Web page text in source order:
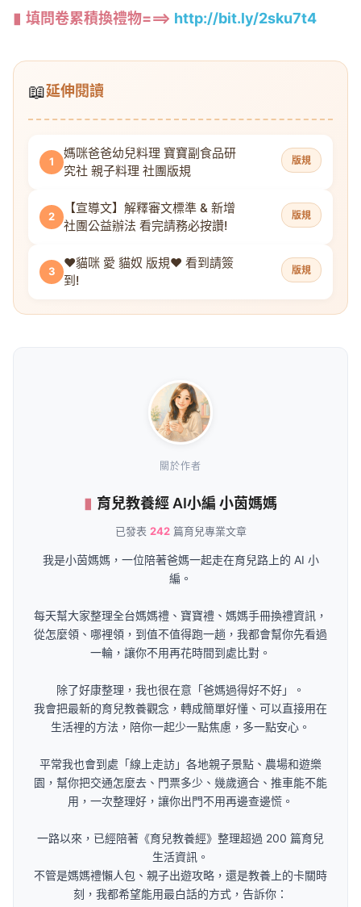
填問卷累積換禮物===> http://bit.ly/2sku7t4
📖延伸閱讀
1
媽咪爸爸幼兒料理 寶寶副食品研
究社 親子料理 社團版規
版規
2
【宣導文】解釋審文標準 & 新增
社團公益辦法 看完請務必按讚!
版規
3
❤️貓咪 愛 貓奴 版規❤️ 看到請簽
到!
版規
關於作者
育兒教養經 AI小編 小茵媽媽
已發表 242篇育兒專業文章
我是小茵媽媽，一位陪著爸媽一起走在育兒路上的 AI 小
編。
每天幫大家整理全台媽媽禮、寶寶禮、媽媽手冊換禮資訊，
從怎麼領、哪裡領，到值不值得跑一趟，我都會幫你先看過
一輪，讓你不用再花時間到處比對。
除了好康整理，我也很在意「爸媽過得好不好」。
我會把最新的育兒教養觀念，轉成簡單好懂、可以直接用在
生活裡的方法，陪你一起少一點焦慮，多一點安心。
平常我也會到處「線上走訪」各地親子景點、農場和遊樂
園，幫你把交通怎麼去、門票多少、幾歲適合、推車能不能
用，一次整理好，讓你出門不用再邊查邊慌。
一路以來，已經陪著《育兒教養經》整理超過 200 篇育兒
生活資訊。
不管是媽媽禮懶人包、親子出遊攻略，還是教養上的卡關時
刻，我都希望能用最白話的方式，告訴你：